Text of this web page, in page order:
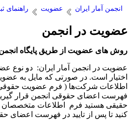
انجمن آمار ایران عضویت راهنمای
در انجمن
های عضویت از طریق پایگاه
در انجمن آمار ایران: دو نوع
است. در صورتی که مایل به
شرکت‌ها ( فرم عضویت حقوقی) را
اعضای حقوقی انجمن قرار
هستید فرم اطلاعات متخصصان (
تا پس از تایید در فهرست اعضای